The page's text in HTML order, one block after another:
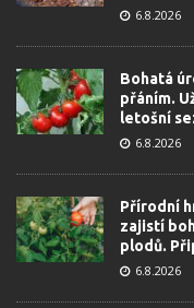
6.8.2026
Bohatá
přáním.
letošní
6.8.2026
Přírodní
zajistí
plodů.
6.8.2026